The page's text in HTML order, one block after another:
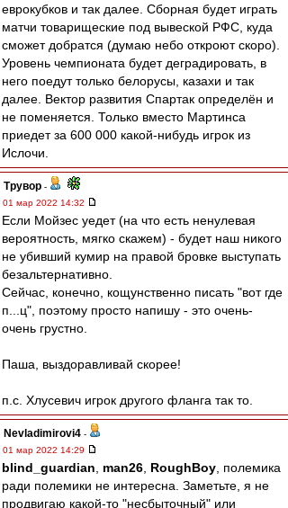
еврокубков и так далее. Сборная будет играть
матчи товарищеские под вывеской РФС, куда
сможет добратся (думаю небо откроют скоро).
Уровень чемпионата будет деградировать, в
него поедут только белорусы, казахи и так
далее. Вектор развития Спартак определён и
не поменяется. Только вместо Мартинса
приедет за 600 000 какой-нибудь игрок из
Ислочи.
Трувор -
01 мар 2022 14:32
Если Мойзес уедет (на что есть ненулевая
вероятность, мягко скажем) - будет наш никого
не убивший кумир на правой бровке выступать
безальтернативно.
Сейчас, конечно, кощунственно писать "вот где
п...ц", поэтому просто напишу - это очень-
очень грустно.
Паша, выздоравливай скорее!
п.с. Хлусевич игрок другого фланга так то.
Nevladimirovi4 -
01 мар 2022 14:29
blind_guardian man26 RoughBoy , полемика
ради полемики не интересна. Заметьте, я не
продвигаю какой-то "несбыточный" или